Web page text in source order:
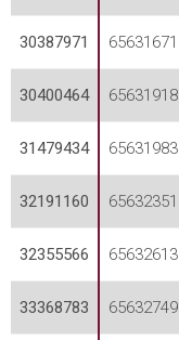
30387971 65631671
30400464 65631918
31479434 65631983
32191160 65632351
32355566 65632613
33368783 65632749